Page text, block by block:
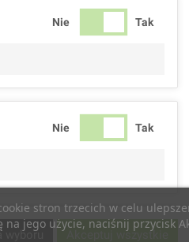
stron trzecich w celu
jego użycie, naciśnij przycisk
Nie Tak
Nie Tak
Nie Tak
wyboru Akceptuj wszystkie